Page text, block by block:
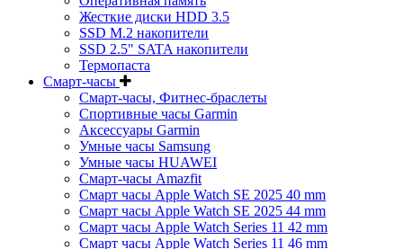
Жесткие диски HDD 3.5
SSD M.2 накопители
SSD 2.5" SATA накопители
Термопаста
Смарт-часы
Смарт-часы, Фитнес-браслеты
Спортивные часы Garmin
Аксессуары Garmin
Умные часы Samsung
Умные часы HUAWEI
Смарт-часы Amazfit
Смарт часы Apple Watch SE 2025 40 mm
Смарт часы Apple Watch SE 2025 44 mm
Смарт часы Apple Watch Series 11 42 mm
Смарт часы Apple Watch Series 11 46 mm